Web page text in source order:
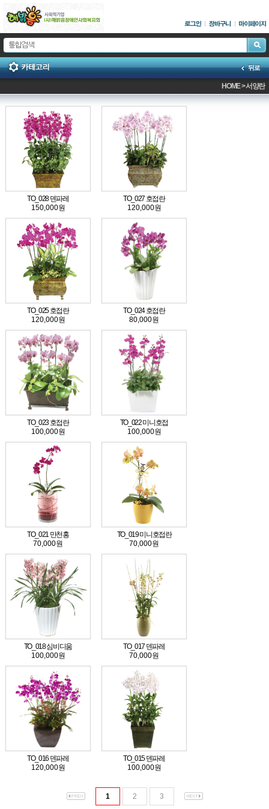
HOME>서양란
TO_028 덴파레
150,000원
TO_027 호접란
120,000원
TO_025 호접란
120,000원
TO_024 호접란
80,000원
TO_023 호접란
100,000원
TO_022 미니호접
100,000원
TO_021 만천홍
70,000원
TO_019 미니호접란
70,000원
TO_018 심비디움
100,000원
TO_017 덴파레
70,000원
TO_016 덴파레
120,000원
TO_015 덴파레
100,000원
1 2 3